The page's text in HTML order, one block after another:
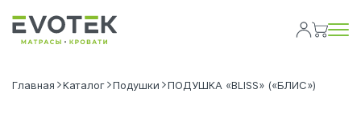
Главная Каталог Подушки ПОДУШКА «BLISS» («БЛИС»)